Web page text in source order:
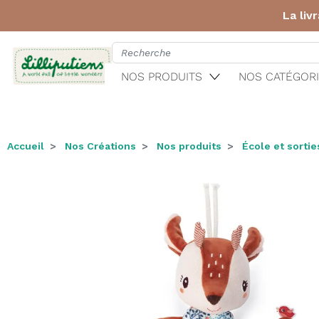
La
NOS PRODUITS NOS
Accueil Nos Créations Nos produits École et